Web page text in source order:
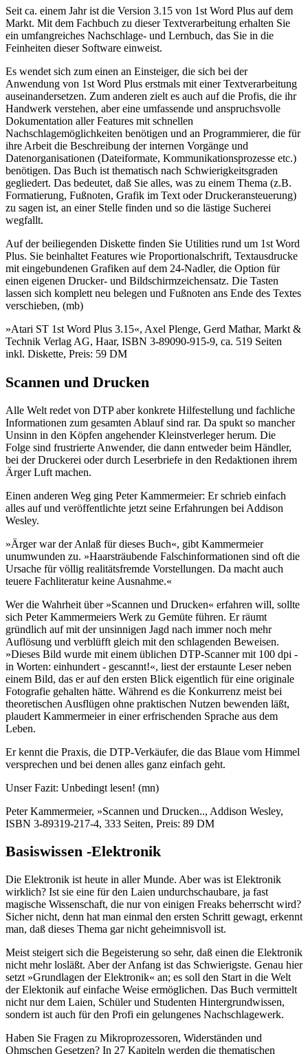
Seit ca. einem Jahr ist die Version 3.15 von 1st Word Plus auf dem
Markt. Mit dem Fachbuch zu dieser Textverarbeitung erhalten Sie
ein umfangreiches Nachschlage- und Lernbuch, das Sie in die
Feinheiten dieser Software einweist.
Es wendet sich zum einen an Einsteiger, die sich bei der
Anwendung von 1st Word Plus erstmals mit einer Textverarbeitung
auseinandersetzen. Zum anderen zielt es auch auf die Profis, die ihr
Handwerk verstehen, aber eine umfassende und anspruchsvolle
Dokumentation aller Features mit schnellen
Nachschlagemöglichkeiten benötigen und an Programmierer, die für
ihre Arbeit die Beschreibung der internen Vorgänge und
Datenorganisationen (Dateiformate, Kommunikationsprozesse etc.)
benötigen. Das Buch ist thematisch nach Schwierigkeitsgraden
gegliedert. Das bedeutet, daß Sie alles, was zu einem Thema (z.B.
Formatierung, Fußnoten, Grafik im Text oder Druckeransteuerung)
zu sagen ist, an einer Stelle finden und so die lästige Sucherei
wegfallt.
Auf der beiliegenden Diskette finden Sie Utilities rund um 1st Word
Plus. Sie beinhaltet Features wie Proportionalschrift, Textausdrucke
mit eingebundenen Grafiken auf dem 24-Nadler, die Option für
einen eigenen Drucker- und Bildschirmzeichensatz. Die Tasten
lassen sich komplett neu belegen und Fußnoten ans Ende des Textes
verschieben, (mb)
»Atari ST 1st Word Plus 3.15«, Axel Plenge, Gerd Mathar, Markt &
Technik Verlag AG, Haar, ISBN 3-89090-915-9, ca. 519 Seiten
inkl. Diskette, Preis: 59 DM
Scannen und Drucken
Alle Welt redet von DTP aber konkrete Hilfestellung und fachliche
Informationen zum gesamten Ablauf sind rar. Da spukt so mancher
Unsinn in den Köpfen angehender Kleinstverleger herum. Die
Folge sind frustrierte Anwender, die dann entweder beim Händler,
bei der Druckerei oder durch Leserbriefe in den Redaktionen ihrem
Ärger Luft machen.
Einen anderen Weg ging Peter Kammermeier: Er schrieb einfach
alles auf und veröffentlichte jetzt seine Erfahrungen bei Addison
Wesley.
»Ärger war der Anlaß für dieses Buch«, gibt Kammermeier
unumwunden zu. »Haarsträubende Falschinformationen sind oft die
Ursache für völlig realitätsfremde Vorstellungen. Da macht auch
teuere Fachliteratur keine Ausnahme.«
Wer die Wahrheit über »Scannen und Drucken« erfahren will, sollte
sich Peter Kammermeiers Werk zu Gemüte führen. Er räumt
gründlich auf mit der unsinnigen Jagd nach immer noch mehr
Auflösung und verblüfft gleich mit den schlagenden Beweisen.
»Dieses Bild wurde mit einem üblichen DTP-Scanner mit 100 dpi -
in Worten: einhundert - gescannt!«, liest der erstaunte Leser neben
einem Bild, das er auf den ersten Blick eigentlich für eine originale
Fotografie gehalten hätte. Während es die Konkurrenz meist bei
theoretischen Ausflügen ohne praktischen Nutzen bewenden läßt,
plaudert Kammermeier in einer erfrischenden Sprache aus dem
Leben.
Er kennt die Praxis, die DTP-Verkäufer, die das Blaue vom Himmel
versprechen und bei denen alles ganz einfach geht.
Unser Fazit: Unbedingt lesen! (mn)
Peter Kammermeier, »Scannen und Drucken.., Addison Wesley,
ISBN 3-89319-217-4, 333 Seiten, Preis: 89 DM
Basiswissen -Elektronik
Die Elektronik ist heute in aller Munde. Aber was ist Elektronik
wirklich? Ist sie eine für den Laien undurchschaubare, ja fast
magische Wissenschaft, die nur von einigen Freaks beherrscht wird?
Sicher nicht, denn hat man einmal den ersten Schritt gewagt, erkennt
man, daß dieses Thema gar nicht geheimnisvoll ist.
Meist steigert sich die Begeisterung so sehr, daß einen die Elektronik
nicht mehr losläßt. Aber der Anfang ist das Schwierigste. Genau hier
setzt »Grundlagen der Elektronik« an; es soll den Start in die Welt
der Elektonik auf einfache Weise ermöglichen. Das Buch vermittelt
nicht nur dem Laien, Schüler und Studenten Hintergrundwissen,
sondern ist auch für den Profi ein gelungenes Nachschlagewerk.
Haben Sie Fragen zu Mikroprozessoren, Widerständen und
Ohmschen Gesetzen? In 27 Kapiteln werden die thematischen